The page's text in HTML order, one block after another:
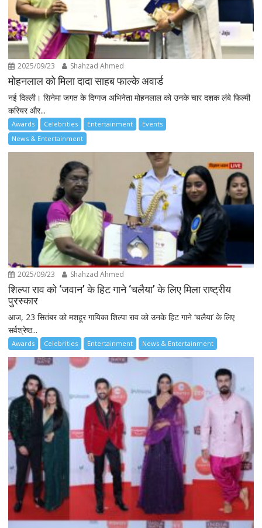
2025/09/23 Shahzad Ahmed
मोहनलाल को मिला दादा साहब फाल्के अवार्ड
नई दिल्ली। सिनेमा जगत के दिग्गज अभिनेता मोहनलाल को उनके चार दशक लंबे फिल्मी
करियर और...
Awards Celebrities Entertainment
Events
News & Entertainment
2025/09/23 Shahzad Ahmed
शिल्पा राव को ‘जवान’ के हिट गाने ‘चलैया’ के लिए मिला राष्ट्रीय
पुरस्कार
आज, 23 सितंबर को मशहूर गायिका शिल्पा राव को उनके हिट गाने ‘चलैया’ के लिए
सर्वश्रेष्ठ...
Awards Celebrities Entertainment News & Entertainment